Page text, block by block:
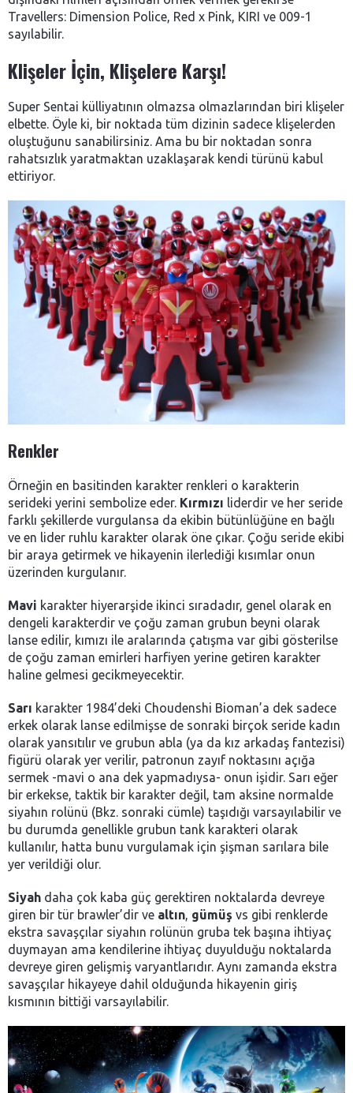
Travellers: Dimension Police, Red x Pink, KIRI ve 009-1
sayılabilir.
Klişeler İçin, Klişelere Karşı!
Super Sentai külliyatının olmazsa olmazlarından biri klişeler
elbette. Öyle ki, bir noktada tüm dizinin sadece klişelerden
oluştuğunu sanabilirsiniz. Ama bu bir noktadan sonra
rahatsızlık yaratmaktan uzaklaşarak kendi türünü kabul
ettiriyor.
Renkler
Örneğin en basitinden karakter renkleri o karakterin
serideki yerini sembolize eder. Kırmızı liderdir ve her seride
farklı şekillerde vurgulansa da ekibin bütünlüğüne en bağlı
ve en lider ruhlu karakter olarak öne çıkar. Çoğu seride ekibi
bir araya getirmek ve hikayenin ilerlediği kısımlar onun
üzerinden kurgulanır.
Mavi karakter hiyerarşide ikinci sıradadır, genel olarak en
dengeli karakterdir ve çoğu zaman grubun beyni olarak
lanse edilir, kımızı ile aralarında çatışma var gibi gösterilse
de çoğu zaman emirleri harfiyen yerine getiren karakter
haline gelmesi gecikmeyecektir.
Sarı karakter 1984’deki Choudenshi Bioman’a dek sadece
erkek olarak lanse edilmişse de sonraki birçok seride kadın
olarak yansıtılır ve grubun abla (ya da kız arkadaş fantezisi)
figürü olarak yer verilir, patronun zayıf noktasını açığa
sermek -mavi o ana dek yapmadıysa- onun işidir. Sarı eğer
bir erkekse, taktik bir karakter değil, tam aksine normalde
siyahın rolünü (Bkz. sonraki cümle) taşıdığı varsayılabilir ve
bu durumda genellikle grubun tank karakteri olarak
kullanılır, hatta bunu vurgulamak için şişman sarılara bile
yer verildiği olur.
Siyah daha çok kaba güç gerektiren noktalarda devreye
giren bir tür brawler’dir ve altın, gümüş vs gibi renklerde
ekstra savaşçılar siyahın rolünün gruba tek başına ihtiyaç
duymayan ama kendilerine ihtiyaç duyulduğu noktalarda
devreye giren gelişmiş varyantlarıdır. Aynı zamanda ekstra
savaşçılar hikayeye dahil olduğunda hikayenin giriş
kısmının bittiği varsayılabilir.